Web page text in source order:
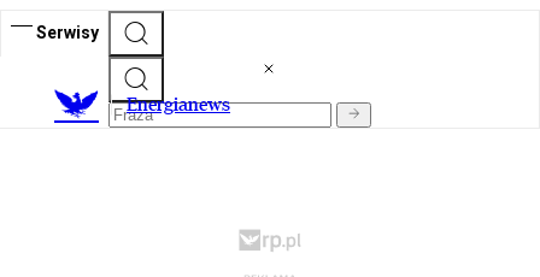
Serwisy
Energianews